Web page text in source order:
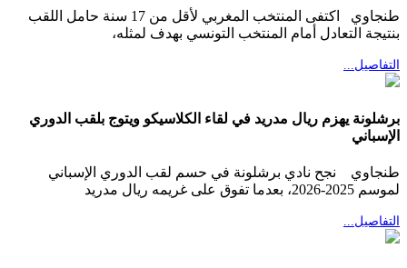
طنجاوي اكتفى المنتخب المغربي لأقل من 17 سنة حامل اللقب
بنتيجة التعادل أمام المنتخب التونسي بهدف لمثله،
التفاصيل...
برشلونة يهزم ريال مدريد في لقاء الكلاسيكو ويتوج بلقب الدوري
الإسباني
طنجاوي نجح نادي برشلونة في حسم لقب الدوري الإسباني
لموسم 2025-2026، بعدما تفوق على غريمه ريال مدريد
التفاصيل...